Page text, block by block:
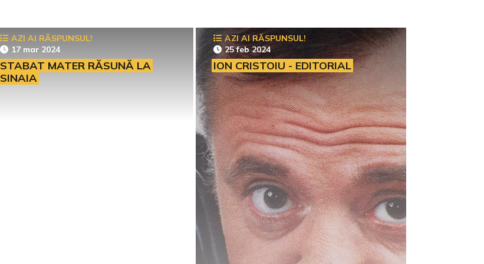
AZI AI RĂSPUNSUL!
17 mar 2024
STABAT MATER RĂSUNĂ LA
SINAIA
AZI AI RĂSPUNSUL!
25 feb 2024
ION CRISTOIU - EDITORIAL